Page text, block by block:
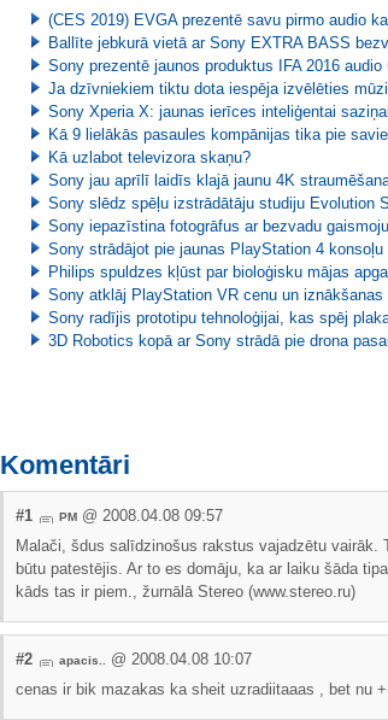
(CES 2019) EVGA prezentē savu pirmo audio
Ballīte jebkurā vietā ar Sony EXTRA BASS
Sony prezentē jaunos produktus IFA 2016
Ja dzīvniekiem tiktu dota iespēja izvēlēties
Sony Xperia X: jaunas ierīces inteliģentai saziņai
Kā 9 lielākās pasaules kompānijas tika pie
Kā uzlabot televizora skaņu?
Sony jau aprīlī laidīs klajā jaunu 4K
Sony slēdz spēļu izstrādātāju studiju Evolution
Sony iepazīstina fotogrāfus ar bezvadu
Sony strādājot pie jaunas PlayStation 4
Philips spuldzes kļūst par bioloģisku mājas
Sony atklāj PlayStation VR cenu un iznākšanas
Sony radījis prototipu tehnoloģijai, kas spēj
3D Robotics kopā ar Sony strādā pie drona
Komentāri
#1 PM @ 2008.04.08 09:57
Malači, šdus salīdzinošus rakstus vajadzētu
būtu patestējis. Ar to es domāju, ka ar laiku šāda
kāds tas ir piem., žurnālā Stereo (www.stereo.ru)
#2 apacis..
@ 2008.04.08 10:07
cenas ir bik mazakas ka sheit uzradiitaaas , bet nu